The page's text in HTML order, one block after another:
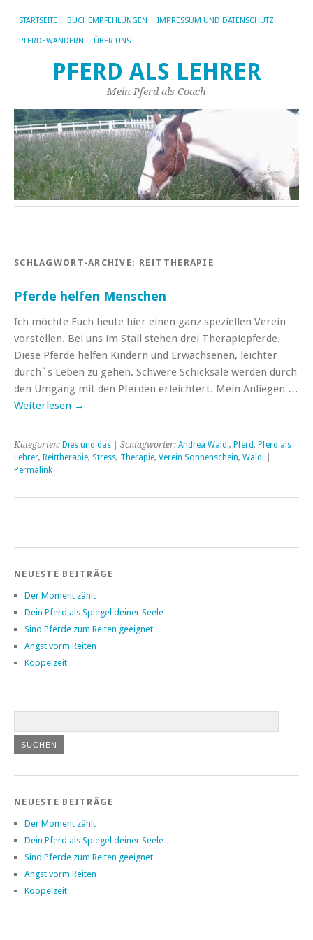
STARTSEITE BUCHEMPFEHLUNGEN IMPRESSUM UND DATENSCHUTZ
PFERDEWANDERN ÜBER UNS
PFERD ALS LEHRER
Mein Pferd als Coach
SCHLAGWORT-ARCHIVE: REITTHERAPIE
Pferde helfen Menschen
Ich möchte Euch heute hier einen ganz speziellen Verein
vorstellen. Bei uns im Stall stehen drei Therapiepferde.
Diese Pferde helfen Kindern und Erwachsenen, leichter
durch´s Leben zu gehen. Schwere Schicksale werden durch
den Umgang mit den Pferden erleichtert. Mein Anliegen …
Weiterlesen →
Kategorien: Dies und das | Schlagwörter: Andrea Waldl , Pferd, Pferd als
Lehrer, Reittherapie, Stress, Therapie, Verein Sonnenschein, Waldl
Permalink
NEUESTE BEITRÄGE
Der Moment zählt
Dein Pferd als Spiegel deiner Seele
Sind Pferde zum Reiten geeignet
Angst vorm Reiten
Koppelzeit
NEUESTE BEITRÄGE
Der Moment zählt
Dein Pferd als Spiegel deiner Seele
Sind Pferde zum Reiten geeignet
Angst vorm Reiten
Koppelzeit